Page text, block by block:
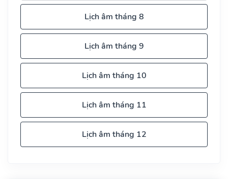
Lịch âm tháng 8
Lịch âm tháng 9
Lịch âm tháng 10
Lịch âm tháng 11
Lịch âm tháng 12